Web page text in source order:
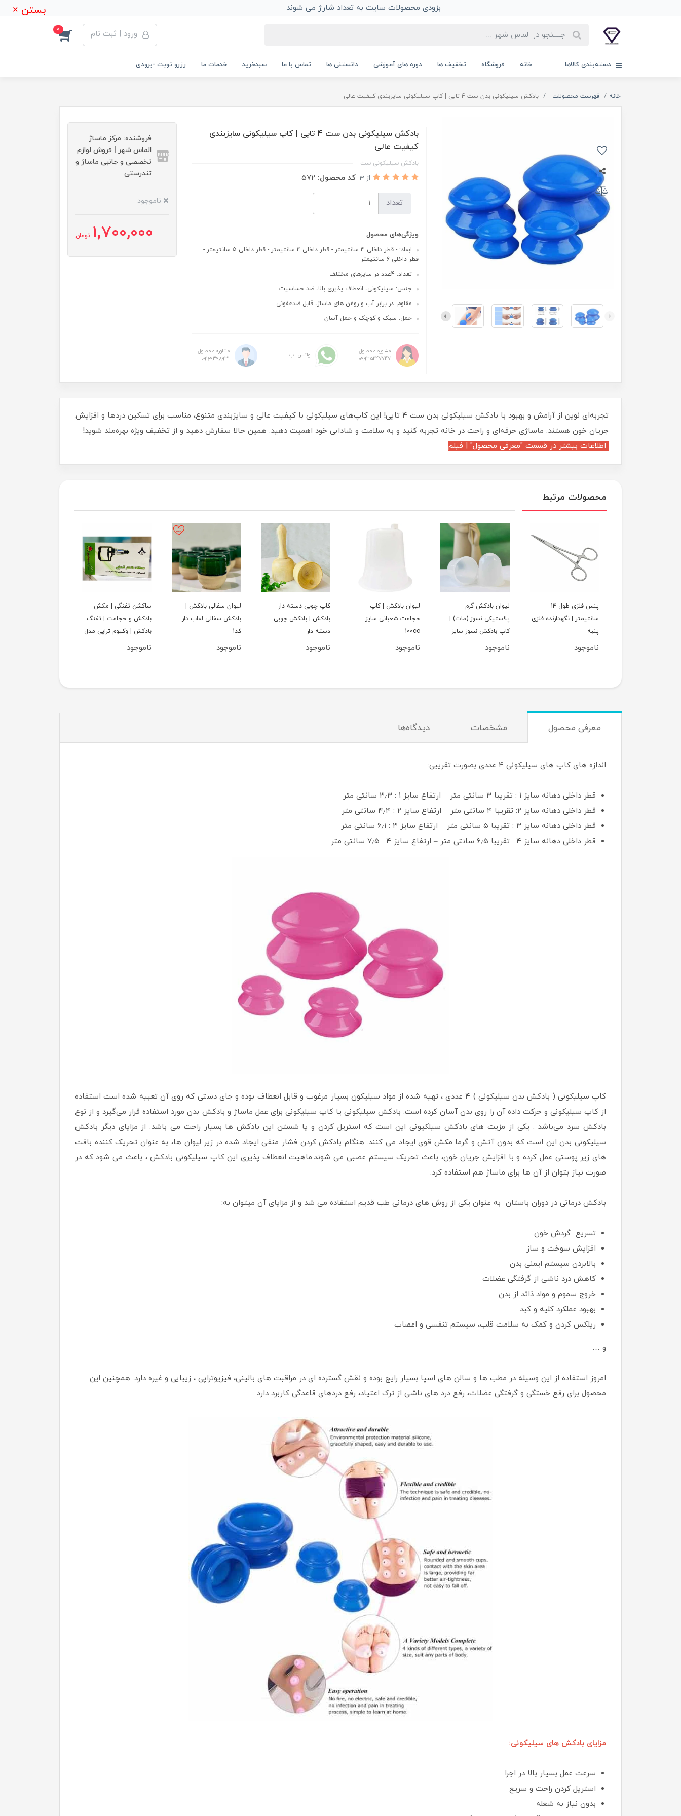
بزودی محصولات سایت به تعداد شارژ می شوند بستن ×
ورود | ثبت نام 0
دسته‌بندی کالاها خانه فروشگاه تخفیف ها دوره های آموزشی دانستنی ها تماس با ما سبدخرید خدمات ما رزرو نوبت -بزودی
خانه فهرست محصولات بادکش سیلیکونی بدن ست 4 تایی | کاپ سیلیکونی سایزبندی کیفیت عالی
بادکش سیلیکونی بدن ست 4 تایی | کاپ سیلیکونی سایزبندی
کیفیت عالی
بادکش سیلیکونی ست
از 3 کد محصول: 572
تعداد
ویژگی‌های محصول
ابعاد: - قطر داخلی 3 سانتیمتر - قطر داخلی 4 سانتیمتر - قطر داخلی 5 سانتیمتر -
قطر داخلی 6 سانتیمتر
تعداد: 4عدد در سایزهای مختلف
جنس: سیلیکونی، انعطاف پذیری بالا، ضد حساسیت
مقاوم: در برابر آب و روغن های ماساژ، قابل ضدعفونی
حمل: سبک و کوچک و حمل آسان
مشاوره محصول
09935247747
واتس اپ
مشاوره محصول
09169398931
فروشنده: مرکز ماساژ
الماس شهر | فروش لوازم
تخصصی و جانبی ماساژ و
تندرستی
ناموجود
1,700,000 تومان
تجربه‌ای نوین از آرامش و بهبود با بادکش سیلیکونی بدن ست 4 تایی! این کاپ‌های سیلیکونی با کیفیت عالی و سایزبندی متنوع، مناسب برای تسکین دردها و افزایش
جریان خون هستند. ماساژی حرفه‌ای و راحت در خانه تجربه کنید و به سلامت و شادابی خود اهمیت دهید. همین حالا سفارش دهید و از تخفیف ویژه بهره‌مند شوید!
اطلاعات بیشتر در قسمت "معرفی محصول" | فیلم
محصولات مرتبط
پنس فلزی طول 14
سانتیمتر | نگهدارنده فلزی
پنبه
ناموجود
لیوان بادکش گرم
پلاستیکی نسوز (مات) |
کاپ بادکش نسوز سایز
بندی - نیمه شفاف - نسوز
ناموجود
لیوان بادکش | کاپ
حجامت شعبانی سایز
100cc
ناموجود
کاپ چوبی دسته دار
بادکش | بادکش چوبی
دسته دار
ناموجود
لیوان سفالی بادکش |
بادکش سفالی لعاب دار
کد1
ناموجود
ساکشن تفنگی | مکش
بادکش و حجامت | تفنگ
بادکش | وکیوم تراپی مدل
شعبانی
ناموجود
معرفی محصول مشخصات دیدگاه‌ها
اندازه های کاپ های سیلیکونی ۴ عددی بصورت تقریبی:
قطر داخلی دهانه سایز ۱ : تقریبا ۳ سانتی متر – ارتفاع سایز ۱ : ۳٫۳ سانتی متر
قطر داخلی دهانه سایز ۲: تقریبا ۴ سانتی متر – ارتفاع سایز ۲ : ۴٫۴ سانتی متر
قطر داخلی دهانه سایز ۳ : تقریبا ۵ سانتی متر – ارتفاع سایز ۳ : ۶٫۱ سانتی متر
قطر داخلی دهانه سایز ۴ : تقریبا ۶٫۵ سانتی متر – ارتفاع سایز ۴ : ۷٫۵ سانتی متر
کاپ سیلیکونی ( بادکش بدن سیلیکونی ) ۴ عددی ، تهیه شده از مواد سیلیکون بسیار مرغوب و قابل انعطاف بوده و جای دستی که روی آن تعبیه شده است استفاده
از کاپ سیلیکونی و حرکت داده آن را روی بدن آسان کرده است. بادکش سیلیکونی یا کاپ سیلیکونی برای عمل ماساژ و بادکش بدن مورد استفاده قرار می‌گیرد و از نوع
بادکش سرد می‌باشد . یکی از مزیت های بادکش سیلکیونی این است که استریل کردن و یا شستن این بادکش ها بسیار راحت می باشد. از مزایای دیگر بادکش
سیلیکونی بدن این است که بدون آتش و گرما مکش قوی ایجاد می کنند. هنگام بادکش کردن فشار منفی ایجاد شده در زیر لیوان ها، به عنوان تحریک کننده بافت
های زیر پوستی عمل کرده و با افزایش جریان خون، باعث تحریک سیستم عصبی می شوند.ماهیت انعطاف پذیری این کاپ سیلیکونی بادکش ، باعث می شود که در
صورت نیاز بتوان از آن ها برای ماساژ هم استفاده کرد.
بادکش درمانی در دوران باستان به عنوان یکی از روش های درمانی طب قدیم استفاده می شد و از مزایای آن میتوان به:
تسریع گردش خون
افزایش سوخت و ساز
بالابردن سیستم ایمنی بدن
کاهش درد ناشی از گرفتگی عضلات
خروج سموم و مواد ذائد از بدن
بهبود عملکرد کلیه و کبد
ریلکس کردن و کمک به سلامت قلب، سیستم تنفسی و اعصاب
و …
امروز استفاده از این وسیله در مطب ها و سالن های اسپا بسیار رایج بوده و نقش گسترده ای در مراقبت های بالینی، فیزیوتراپی ، زیبایی و غیره دارد. همچنین این
محصول برای رفع خستگی و گرفتگی عضلات، رفع درد های ناشی از ترک اعتیاد، رفع دردهای قاعدگی کاربرد دارد
مزایای بادکش های سیلیکونی:
سرعت عمل بسیار بالا در اجرا
استریل کردن راحت و سریع
بدون نیاز به شعله